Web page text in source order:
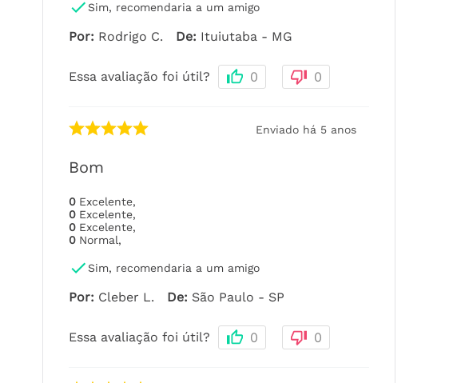
Sim, recomendaria a um amigo
Por: Rodrigo C. De: Ituiutaba - MG
Essa avaliação foi útil? 0 0
Enviado há 5 anos
Bom
0 Excelente,
0 Excelente,
0 Excelente,
0 Normal,
Sim, recomendaria a um amigo
Por: Cleber L. De: São Paulo - SP
Essa avaliação foi útil? 0 0